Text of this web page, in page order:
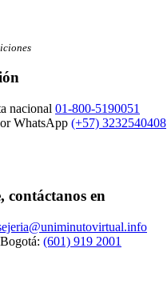
nacional 01-800-5190051
WhatsApp (+57) 3232540408
contáctanos en
(601) 919 2001